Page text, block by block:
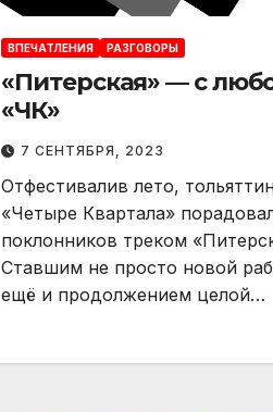
ВПЕЧАТЛЕНИЯ РАЗГОВОРЫ
«Питерская» — с
«ЧК»
7 СЕНТЯБРЯ, 2023
Отфестивалив лето,
«Четыре Квартала»
поклонников треком
Ставшим не просто новой
ещё и продолжением целой…